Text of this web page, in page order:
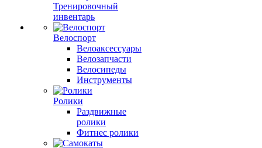
Тренировочный
инвентарь
Велоспорт
Велоаксессуары
Велозапчасти
Велосипеды
Инструменты
Ролики
Раздвижные
ролики
Фитнес ролики